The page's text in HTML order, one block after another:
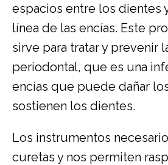
espacios entre los dientes
línea de las encías. Este
sirve para tratar y prevenir
periodontal, que es una
encías que puede dañar
sostienen los dientes.
Los instrumentos
curetas y nos permiten